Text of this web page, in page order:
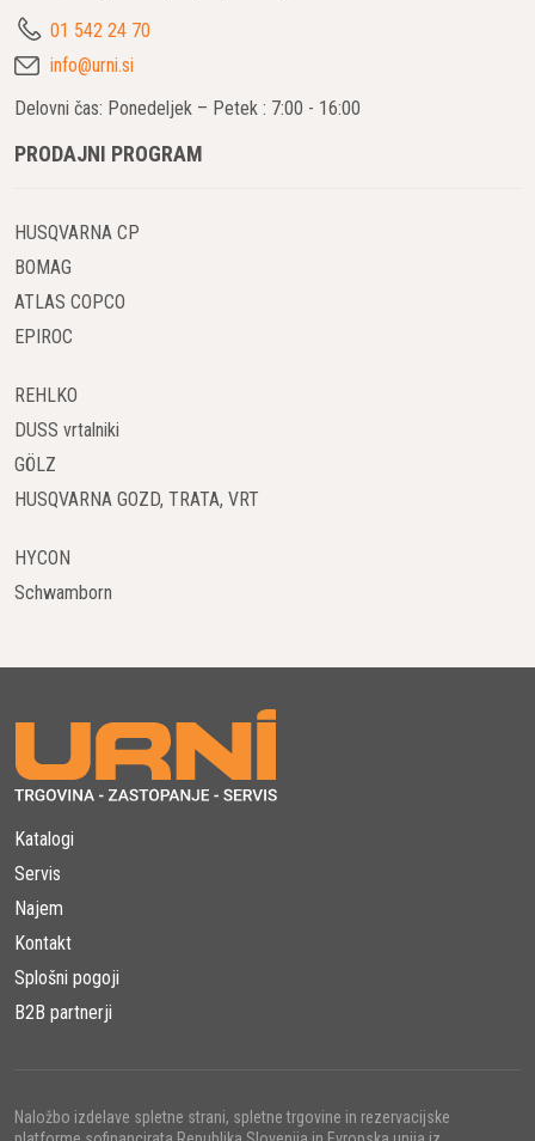
01 542 24 70
info@urni.si
Delovni čas: Ponedeljek – Petek : 7:00 - 16:00
PRODAJNI PROGRAM
HUSQVARNA CP
BOMAG
ATLAS COPCO
EPIROC
REHLKO
DUSS vrtalniki
GÖLZ
HUSQVARNA GOZD, TRATA, VRT
HYCON
Schwamborn
Katalogi
Servis
Najem
Kontakt
Splošni pogoji
B2B partnerji
Naložbo izdelave spletne strani, spletne trgovine in rezervacijske